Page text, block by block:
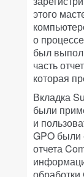
этого
о
был
часть
которая
Вкладка
были
и
GPO были
отчета